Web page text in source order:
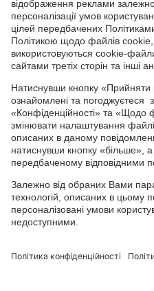
Головний офіс: 04050, м. Київ,
Ділове Містечко", офіс 4А/41;
Використовуйте пестициди з
етикетку та інформацію про
звертаючи особливу увагу на
препарату. Інформація та
етикетці, ґрунтуються на
результатах Державних
будь-яких відхилень від
препарату не можуть